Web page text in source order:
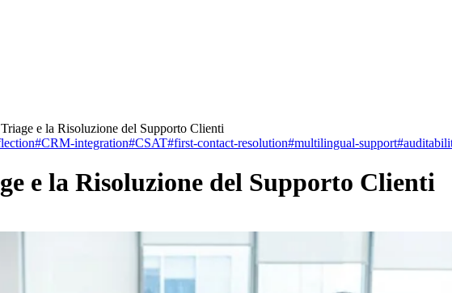
e la Risoluzione del Supporto Clienti
#CRM-integration#CSAT#first-contact-resolution#multilingual-support#
e la Risoluzione del Supporto Clienti